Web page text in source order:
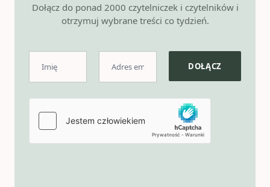
Dołącz do ponad 2000 czytelniczek i czytelników i
otrzymuj wybrane treści co tydzień.